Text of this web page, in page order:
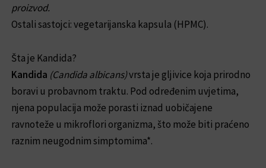
proizvod.
Ostali sastojci: vegetarijanska kapsula (HPMC).
Šta je Kandida?
Kandida (Candida albicans)vrsta je gljivice koja prirodno
boravi u probavnom traktu. Pod određenim uvjetima,
njena populacija može porasti iznad uobičajene
ravnoteže u mikroflori organizma, što može biti praćeno
raznim neugodnim simptomima*.